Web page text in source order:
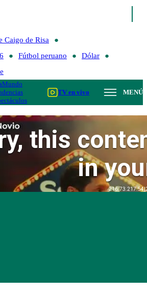
Caigo de Risa
Fútbol peruano
Dólar
Mundo
TV en vivo MENÚ